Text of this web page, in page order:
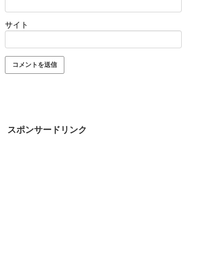
サイト
スポンサードリンク